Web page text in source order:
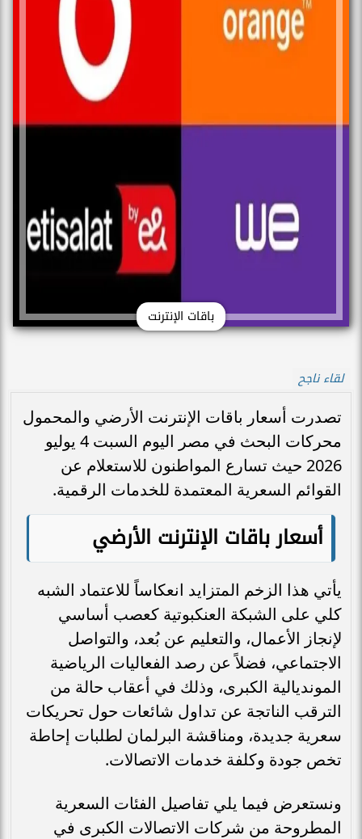
باقات الإنترنت
لقاء ناجح
تصدرت أسعار باقات الإنترنت الأرضي والمحمول
محركات البحث في مصر اليوم السبت 4 يوليو
2026 حيث تسارع المواطنون للاستعلام عن
القوائم السعرية المعتمدة للخدمات الرقمية.
أسعار باقات الإنترنت الأرضي
يأتي هذا الزخم المتزايد انعكاساً للاعتماد الشبه
كلي على الشبكة العنكبوتية كعصب أساسي
لإنجاز الأعمال، والتعليم عن بُعد، والتواصل
الاجتماعي، فضلاً عن رصد الفعاليات الرياضية
المونديالية الكبرى، وذلك في أعقاب حالة من
الترقب الناتجة عن تداول شائعات حول تحريكات
سعرية جديدة، ومناقشة البرلمان لطلبات إحاطة
تخص جودة وكلفة خدمات الاتصالات.
ونستعرض فيما يلي تفاصيل الفئات السعرية
المطروحة من شركات الاتصالات الكبرى في